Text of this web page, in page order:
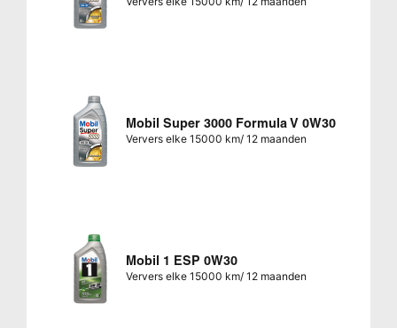
Mobil Super 3000 Formula V 0W30
Ververs elke 15000 km/ 12 maanden
Mobil 1 ESP 0W30
Ververs elke 15000 km/ 12 maanden